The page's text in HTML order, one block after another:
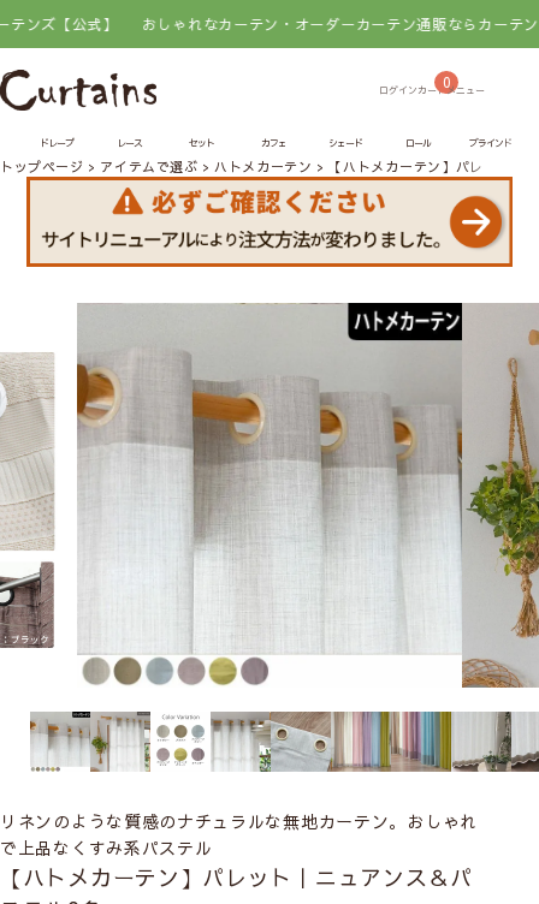
】 おしゃれなカーテン・オーダーカーテン通販ならカーテンズ【公式】
0
ドレープ レース セット カフェ シェード ロール ブラインド
トップページ アイテムで選ぶ ハトメカーテン 【ハトメカーテン】パレット｜
リネンのような質感のナチュラルな無地カーテン。おしゃれ
で上品なくすみ系パステル
【ハトメカーテン】パレット｜ニュアンス＆パ